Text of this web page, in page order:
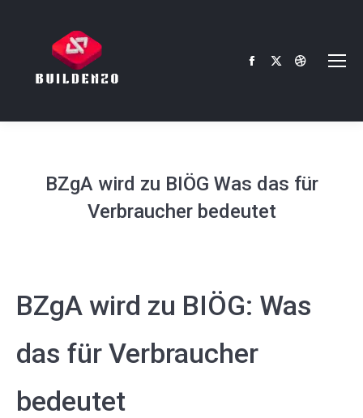
Facebook
window
X
window
Dribbble
window
BZgA wird zu BIÖG Was das für
Verbraucher bedeutet
BZgA wird zu BIÖG: Was
das für Verbraucher
bedeutet